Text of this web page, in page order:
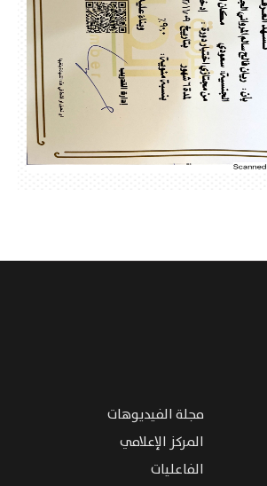
مجلة الفيديوهات
المركز الإعلامي
الفاعليات